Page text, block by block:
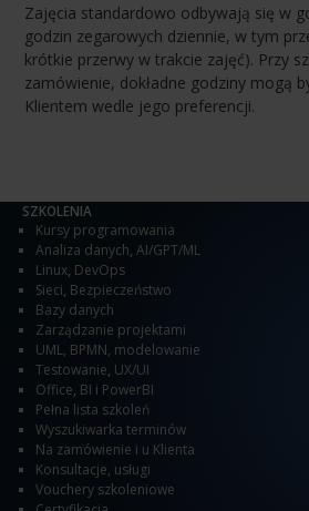
Zajęcia standardowo odbywają się w
godzin zegarowych dziennie, w tym
krótkie przerwy w trakcie zajęć). Przy
zamówienie, dokładne godziny mogą
Klientem wedle jego preferencji.
SZKOLENIA
Kursy programowania
Analiza danych, AI/GPT/ML
Linux, DevOps
Sieci, Bezpieczeństwo
Bazy danych
Zarządzanie projektami
UML, BPMN, modelowanie
Testowanie, UX/UI
Office, BI i PowerBI
Pełna lista szkoleń
Wyszukiwarka terminów
Na zamówienie i u Klienta
Konsultacje, usługi
Vouchery szkoleniowe